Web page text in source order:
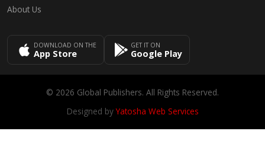
About Us
DOWNLOAD ON THE
App Store
GET IT ON
Google Play
© 2026 Global Publishers. All Rights Reserved.
Designed byYatosha Web Services